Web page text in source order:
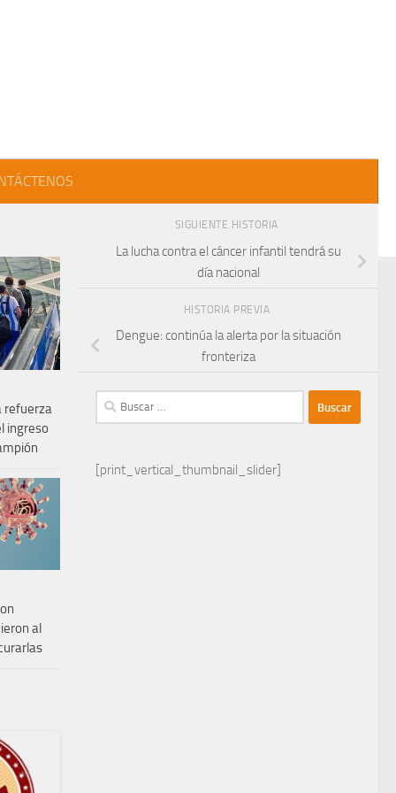
SIGUIENTE HISTORIA
La lucha contra el cáncer infantil tendrá su
día nacional
HISTORIA PREVIA
Dengue: continúa la alerta por la situación
fronteriza
Buscar:
[print_vertical_thumbnail_slider]
refuerza
ingreso
al